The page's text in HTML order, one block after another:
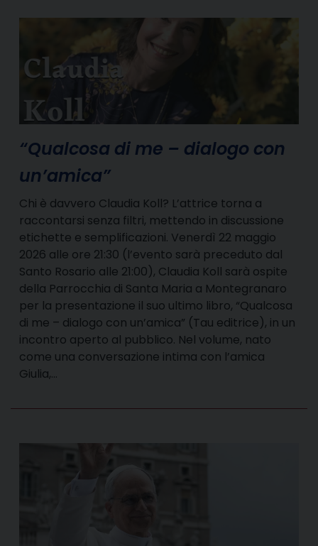
“Qualcosa di me – dialogo con
un’amica”
Chi è davvero Claudia Koll? L’attrice torna a
raccontarsi senza filtri, mettendo in discussione
etichette e semplificazioni. Venerdì 22 maggio
2026 alle ore 21:30 (l’evento sarà preceduto dal
Santo Rosario alle 21:00), Claudia Koll sarà ospite
della Parrocchia di Santa Maria a Montegranaro
per la presentazione il suo ultimo libro, “Qualcosa
di me – dialogo con un’amica” (Tau editrice), in un
incontro aperto al pubblico. Nel volume, nato
come una conversazione intima con l’amica
Giulia,…